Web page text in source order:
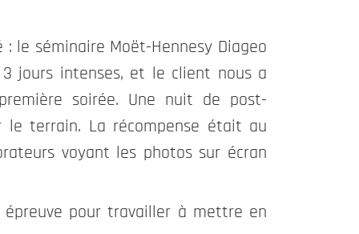
le séminaire Moët-Hennesy Diageo
jours intenses, et le client nous a
soirée. Une nuit de post-
le terrain. La récompense était au
voyant les photos sur écran
pour travailler à mettre en